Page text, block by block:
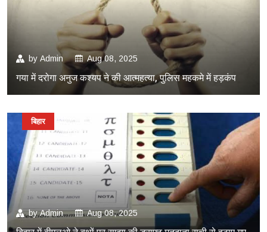
by Admin Aug 08, 2025
गया में दरोगा अनुज कश्यप ने की आत्महत्या, पुलिस महकमे में हड़कंप
byAdmin Aug 08, 2025
बिहार